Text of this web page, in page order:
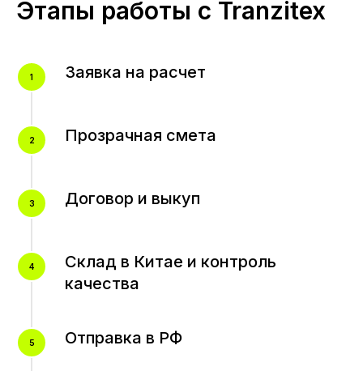
Этапы работы с Tranzitex
Заявка на расчет
Прозрачная смета
Договор и выкуп
Склад в Китае и контроль
качества
Отправка в РФ